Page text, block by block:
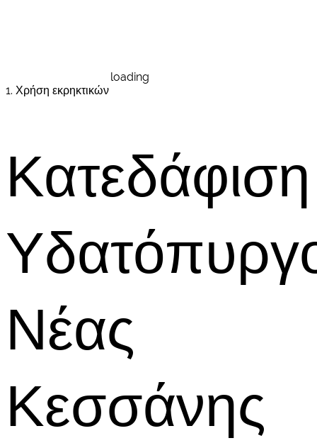
loading
1. Χρήση εκρηκτικών
Κατεδάφιση
Νέας
Κεσσάνης